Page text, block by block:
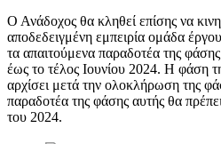
Ο Ανάδοχος θα κληθεί επίσης να
αποδεδειγμένη εμπειρία ομάδα
τα απαιτούμενα παραδοτέα της
έως το τέλος Ιουνίου 2024. Η φάση
αρχίσει μετά την ολοκλήρωση της
παραδοτέα της φάσης αυτής θα
του 2024.